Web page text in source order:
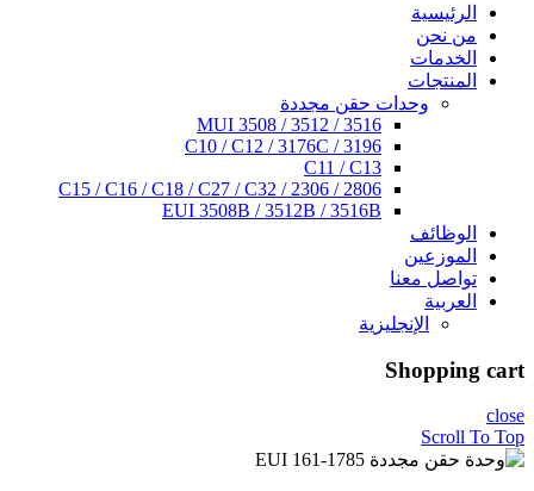
الرئيسية
من نحن
الخدمات
المنتجات
وحدات حقن مجددة
3516 / 3512 / 3508 MUI
C10 / C12 / 3176C / 3196
C11 / C13
C15 / C16 / C18 / C27 / C32 / 2306 / 2806
EUI 3508B / 3512B / 3516B
الوظائف
الموزعين
تواصل معنا
العربية
الإنجليزية
Shopping cart
close
Scroll To Top